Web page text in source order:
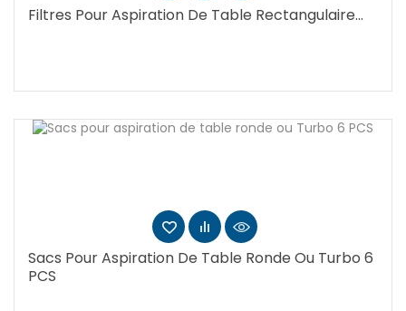
Filtres Pour Aspiration De Table Rectangulaire...
Sacs Pour Aspiration De Table Ronde Ou Turbo 6
PCS